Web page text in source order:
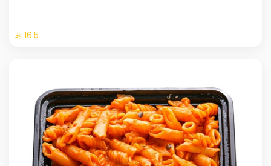
⁨⁦‪‬ 16.5⁩